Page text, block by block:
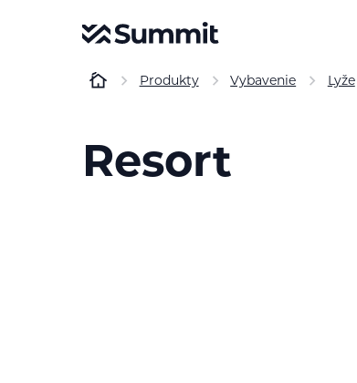
Produkty Vybavenie Lyže
Resort